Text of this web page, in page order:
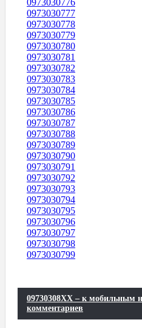
0973030776
0973030777
0973030778
0973030779
0973030780
0973030781
0973030782
0973030783
0973030784
0973030785
0973030786
0973030787
0973030788
0973030789
0973030790
0973030791
0973030792
0973030793
0973030794
0973030795
0973030796
0973030797
0973030798
0973030799
09730308XX – к мобильным
комментариев